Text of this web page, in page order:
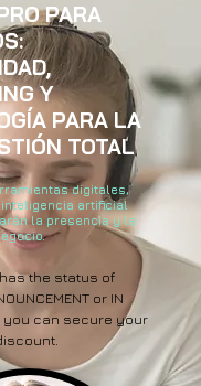
PARA
Y
PARA LA
TOTAL
digitales,
artificial
la presencia y la
the status of
or IN
you can secure your